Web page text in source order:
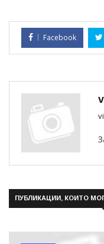
Facebook
ПУБЛИКАЦИИ, КОИТО